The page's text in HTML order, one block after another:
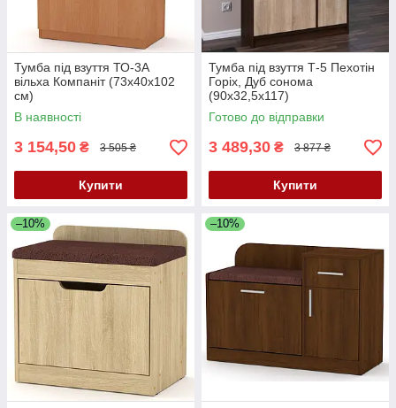
Тумба під взуття ТО-3А
вільха Компаніт (73х40х102
см)
В наявності
3 154,50 ₴ 3 505 ₴
Купити
Тумба під взуття Т-5 Пехотін
Горіх, Дуб сонома
(90х32,5х117)
Готово до відправки
3 489,30 ₴ 3 877 ₴
Купити
–10% –10%